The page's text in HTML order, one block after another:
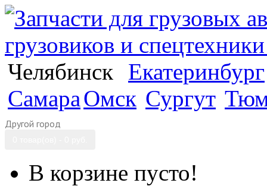
Челябинск
Екатеринбург
СамараОмск Сургут
Другой город
В корзине пусто!